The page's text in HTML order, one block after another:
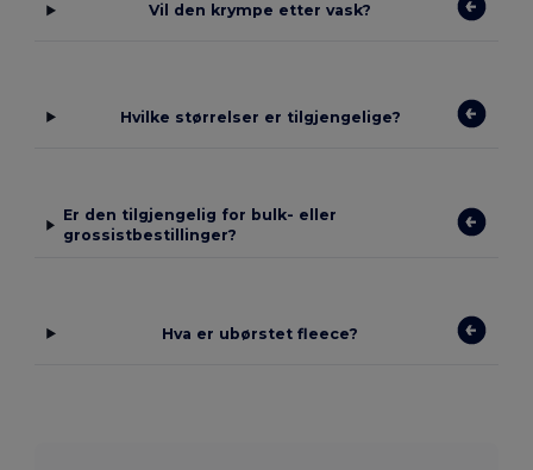
Vil den krympe etter vask?
Hvilke størrelser er tilgjengelige?
Er den tilgjengelig for bulk- eller
grossistbestillinger?
Hva er ubørstet fleece?